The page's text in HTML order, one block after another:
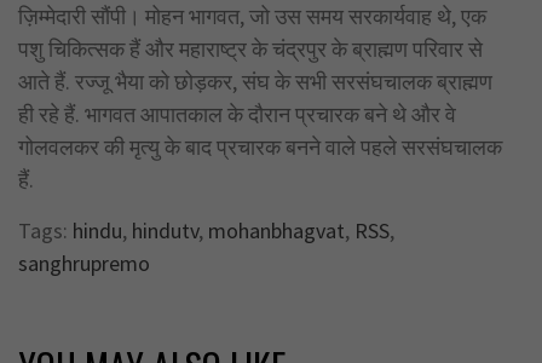
ज़िम्मेदारी सौंपी। मोहन भागवत, जो उस समय सरकार्यवाह थे, एक
पशु चिकित्सक हैं और महाराष्ट्र के चंद्रपुर के ब्राह्मण परिवार से
आते हैं. रज्जू भैया को छोड़कर, संघ के सभी सरसंघचालक ब्राह्मण
ही रहे हैं. भागवत आपातकाल के दौरान प्रचारक बने थे और वे
गोलवलकर की मृत्यु के बाद प्रचारक बनने वाले पहले सरसंघचालक
हैं.
Tags: hindu, hindutv, mohanbhagvat, RSS,
sanghrupremo